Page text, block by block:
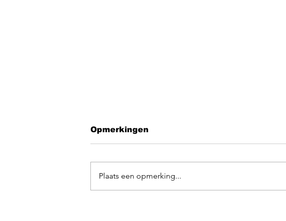
Opmerkingen
Plaats een opmerking...